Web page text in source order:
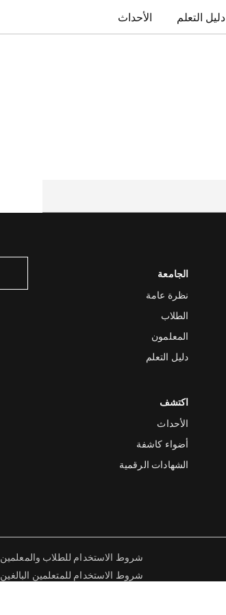
دليل التعلم الأحداث
الجامعة
نظرة عامة
الطلاب
المعلمون
دليل التعلم
اكتشف
الأحداث
أضواء كاشفة
الشهادات الرقمية
شروط الاستخدام للطلاب والمعلمين
شروط الاستخدام للمتعلمين البالغين